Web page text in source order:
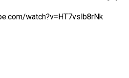
watch?v=HT7vslb8rNk